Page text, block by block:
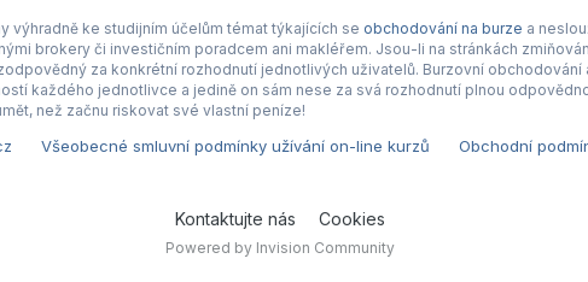
výhradně ke studijním účelům témat týkajících se obchodování na burze a
brokery či investičním poradcem ani makléřem. Jsou-li na stránkách
za konkrétní rozhodnutí jednotlivých uživatelů. Burzovní
každého jednotlivce a jedině on sám nese za svá rozhodnutí plnou
než začnu riskovat své vlastní peníze!
Všeobecné smluvní podmínky užívání on-line kurzů Obchodní
Kontaktujte nás Cookies
Powered by Invision Community